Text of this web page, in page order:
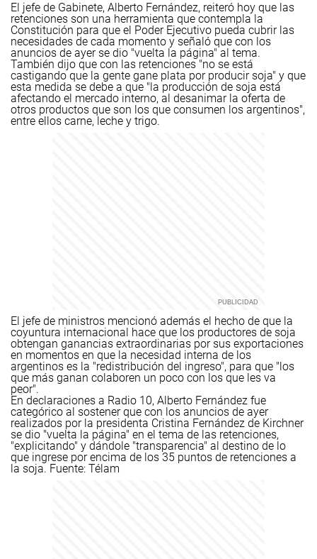
El jefe de Gabinete, Alberto Fernández, reiteró hoy que las
retenciones son una herramienta que contempla la
Constitución para que el Poder Ejecutivo pueda cubrir las
necesidades de cada momento y señaló que con los
anuncios de ayer se dio "vuelta la página" al tema.
También dijo que con las retenciones "no se está
castigando que la gente gane plata por producir soja" y que
esta medida se debe a que "la producción de soja está
afectando el mercado interno, al desanimar la oferta de
otros productos que son los que consumen los argentinos",
entre ellos carne, leche y trigo.
El jefe de ministros mencionó además el hecho de que la
coyuntura internacional hace que los productores de soja
obtengan ganancias extraordinarias por sus exportaciones
en momentos en que la necesidad interna de los
argentinos es la "redistribución del ingreso", para que "los
que más ganan colaboren un poco con los que les va
peor".
En declaraciones a Radio 10, Alberto Fernández fue
categórico al sostener que con los anuncios de ayer
realizados por la presidenta Cristina Fernández de Kirchner
se dio "vuelta la página" en el tema de las retenciones,
"explicitando" y dándole "transparencia" al destino de lo
que ingrese por encima de los 35 puntos de retenciones a
la soja. Fuente: Télam